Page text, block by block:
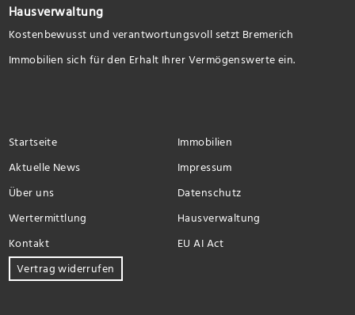
Hausverwaltung
Kostenbewusst und verantwortungsvoll setzt Bremerich
Immobilien sich für den Erhalt Ihrer Vermögenswerte ein.
Startseite
Immobilien
Aktuelle News
Impressum
Über uns
Datenschutz
Wertermittlung
Hausverwaltung
Kontakt
EU AI Act
Vertrag widerrufen